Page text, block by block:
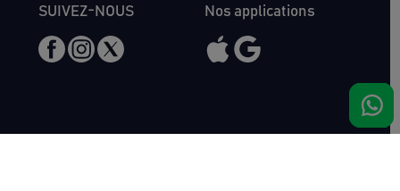
SUIVEZ-NOUS Nos applications